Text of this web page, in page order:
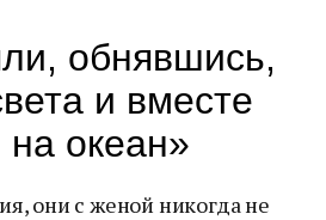
обнявшись,
и вместе
океан»
они с женой никогда не